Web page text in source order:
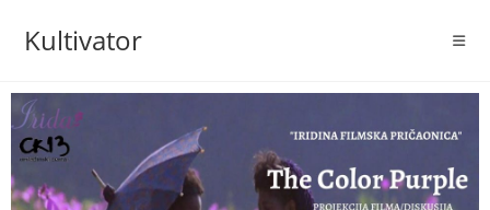
Kultivator